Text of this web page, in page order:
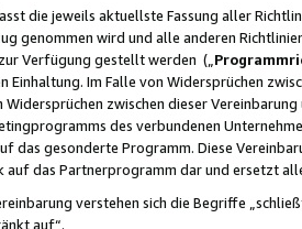
die jeweils aktuellste Fassung aller
genommen wird und alle anderen
Verfügung gestellt werden („
Einhaltung. Im Falle von Widersprüchen
zwischen dieser
des verbundenen
das gesonderte Programm. Diese
auf das Partnerprogramm dar und ersetzt
verstehen sich die Begriffe
auf“.